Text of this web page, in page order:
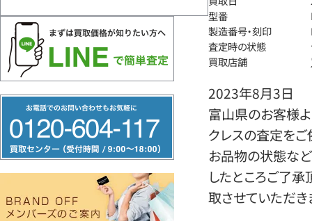
リ
ー
ヤ
型番
製造番号・刻印
査定時の状態
買取店舗
2023年8月3日
富山県のお客様よ
クレスの査定をご
お品物の状態など
したところご了
取させていただき